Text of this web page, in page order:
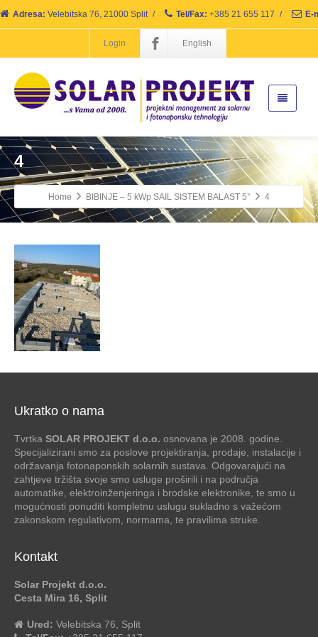
Adresa: Velebitska 76, 21000 Split / Tel/Fax: +385 21 655 117 / E-
Login English
4
Home BIBINJE – 5 kWp SAIL SISTEM BALAST 5° 4
Ukratko o nama
Tvrtka SOLAR PROJEKT d.o.o. osnovana je 2008. godine.
Specijalizirani smo za poslove projektiranja, prodaje, instalacije i
održavanja fotonaponskih solarnih sustava. Odgovarajući na
zahtjeve tržišta svoje smo usluge proširili i na područja
automatike, elektroinženjeringa i brodske elektronike, te smo u
mogućnosti ponuditi kompletnu uslugu sukladno s važećom
zakonskom regulativom, normama, te pravilima struke.
Kontakt
Solar Projekt d.o.o.
Cesta Mira 16, Split
Ured: Velebitska 76, Split